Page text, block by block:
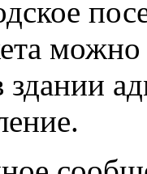
можно
здании